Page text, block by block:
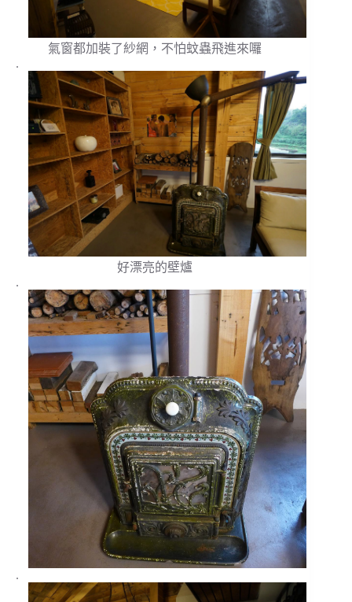
氣窗都加裝了紗網，不怕蚊蟲飛進來囉
.
好漂亮的壁爐
.
.